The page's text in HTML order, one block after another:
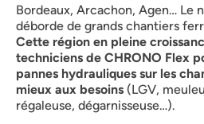
Bordeaux, Arcachon, Agen… Le
déborde de grands chantiers
Cette région en pleine
techniciens de CHRONO Flex
pannes hydrauliques sur les
mieux aux besoins (LGV,
régaleuse, dégarnisseuse…).